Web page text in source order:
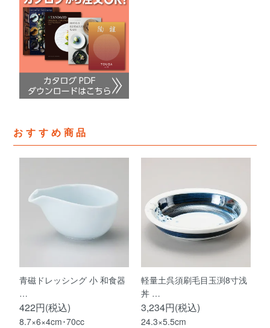
おすすめ商品
青磁ドレッシング 小 和食器
…
422円(税込)
8.7×6×4cm･70cc
軽量土呉須刷毛目玉渕8寸浅
丼 …
3,234円(税込)
24.3×5.5cm